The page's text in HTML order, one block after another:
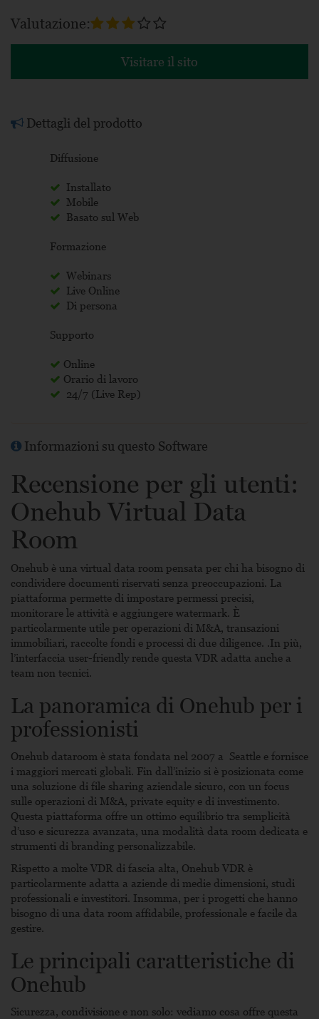
Valutazione:
Visitare il sito
Dettagli del prodotto
Diffusione
Installato
Mobile
Basato sul Web
Formazione
Webinars
Live Online
Di persona
Supporto
Online
Orario di lavoro
24/7 (Live Rep)
Informazioni su questo Software
Recensione per gli utenti:
Onehub Virtual Data
Room
Onehub è una virtual data room pensata per chi ha bisogno di
condividere documenti riservati senza preoccupazioni. La
piattaforma permette di impostare permessi precisi,
monitorare le attività e aggiungere watermark. È
particolarmente utile per operazioni di M&A, transazioni
immobiliari, raccolte fondi e processi di due diligence. .In più,
l’interfaccia user-friendly rende questa VDR adatta anche a
team non tecnici.
La panoramica di Onehub per i
professionisti
Onehub dataroom è stata fondata nel 2007 a Seattle e fornisce
i maggiori mercati globali. Fin dall’inizio si è posizionata come
una soluzione di file sharing aziendale sicuro, con un focus
sulle operazioni di M&A, private equity e di investimento.
Questa piattaforma offre un ottimo equilibrio tra semplicità
d’uso e sicurezza avanzata, una modalità data room dedicata e
strumenti di branding personalizzabile.
Rispetto a molte VDR di fascia alta, Onehub VDR è
particolarmente adatta a aziende di medie dimensioni, studi
professionali e investitori. Insomma, per i progetti che hanno
bisogno di una data room affidabile, professionale e facile da
gestire.
Le principali caratteristiche di
Onehub
Sicurezza, condivisione e non solo: vediamo cosa offre questa